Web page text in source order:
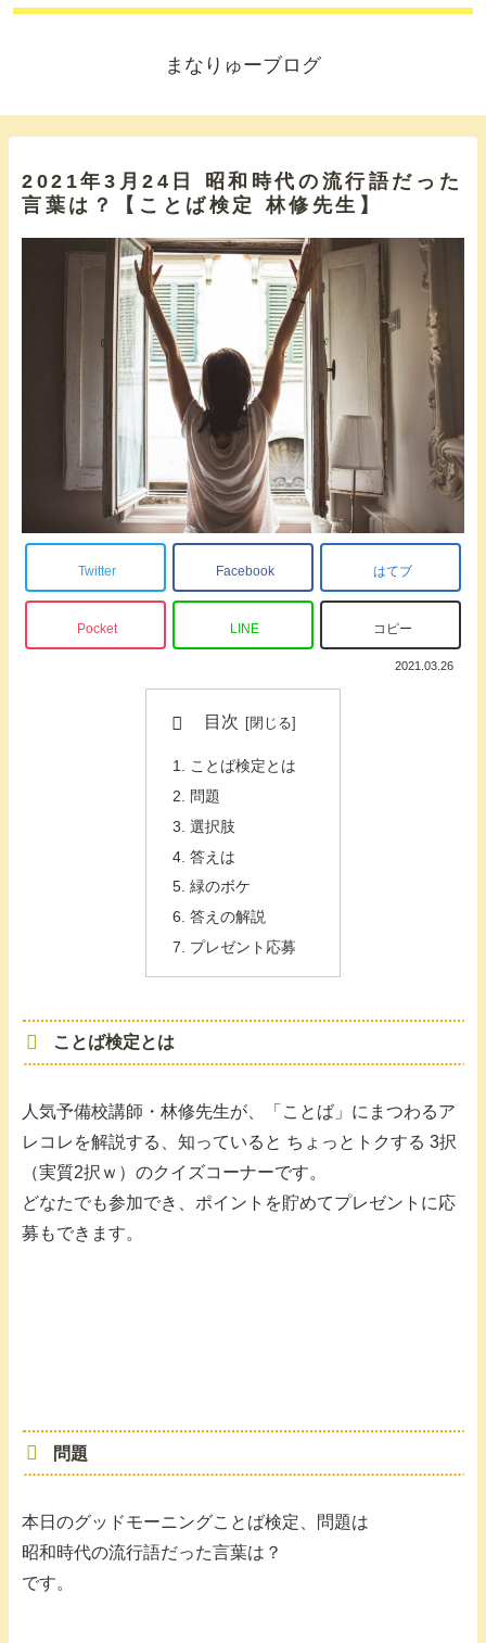
まなりゅーブログ
2021年3月24日 昭和時代の流行語だった
言葉は？【ことば検定 林修先生】
Twitter Facebook はてブ
Pocket LINE コピー
2021.03.26
目次
ことば検定とは
問題
選択肢
答えは
緑のボケ
答えの解説
プレゼント応募
ことば検定とは
人気予備校講師・林修先生が、「ことば」にまつわるア
レコレを解説する、知っていると ちょっとトクする 3択
（実質2択ｗ）のクイズコーナーです。
どなたでも参加でき、ポイントを貯めてプレゼントに応
募もできます。
問題
本日のグッドモーニングことば検定、問題は
昭和時代の流行語だった言葉は？
です。